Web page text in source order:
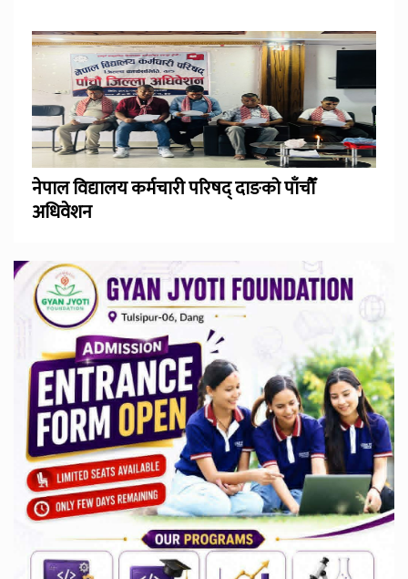
नेपाल विद्यालय कर्मचारी परिषद् दाङको पाँचौँ
अधिवेशन